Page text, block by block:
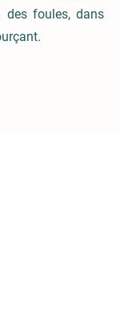
des foules, dans